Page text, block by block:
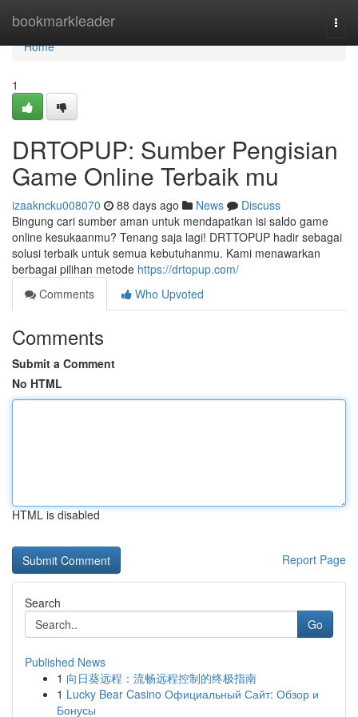
bookmarkleader
Home
Home
1
DRTOPUP: Sumber Pengisian
Game Online Terbaik mu
izaakncku008070 88 days ago News
Discuss
Bingung cari sumber aman untuk mendapatkan isi saldo game
online kesukaanmu? Tenang saja lagi! DRTTOPUP hadir sebagai
solusi terbaik untuk semua kebutuhanmu. Kami menawarkan
berbagai pilihan metode https://drtopup.com/
Comments
Who Upvoted
Comments
Submit a Comment
No HTML
HTML is disabled
Report Page
Search
Go
Published News
1 向日葵远程：流畅远程控制的终极指南
1 Lucky Bear Casino Официальный Сайт: Обзор и
Бонусы